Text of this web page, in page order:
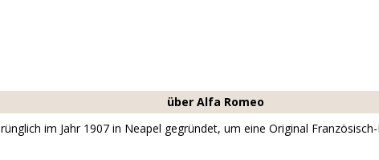
über Alfa Romeo
im Jahr 1907 in Neapel gegründet, um eine Original